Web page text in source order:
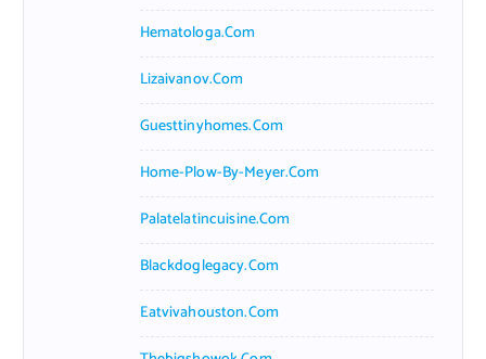
Hematologa.com
Lizaivanov.com
Guesttinyhomes.com
Home-Plow-By-Meyer.com
Palatelatincuisine.com
Blackdoglegacy.com
Eatvivahouston.com